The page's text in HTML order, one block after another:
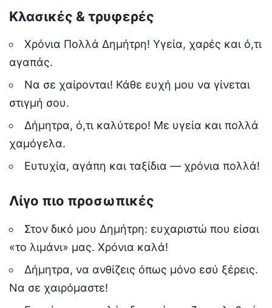
Κλασικές & τρυφερές
Χρόνια Πολλά Δημήτρη! Υγεία, χαρές και ό,τι
αγαπάς.
Να σε χαίρονται! Κάθε ευχή μου να γίνεται
στιγμή σου.
Δήμητρα, ό,τι καλύτερο! Με υγεία και πολλά
χαμόγελα.
Ευτυχία, αγάπη και ταξίδια — χρόνια πολλά!
Λίγο πιο προσωπικές
Στον δικό μου Δημήτρη: ευχαριστώ που είσαι
«το λιμάνι» μας. Χρόνια καλά!
Δήμητρα, να ανθίζεις όπως μόνο εσύ ξέρεις.
Να σε χαιρόμαστε!